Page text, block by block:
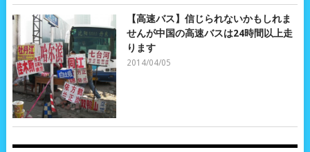
【高速バス】信じられないかもしれま
せんが中国の高速バスは24時間以上走
ります
2014/04/05